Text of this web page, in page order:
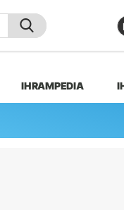
IHRAMPEDIA